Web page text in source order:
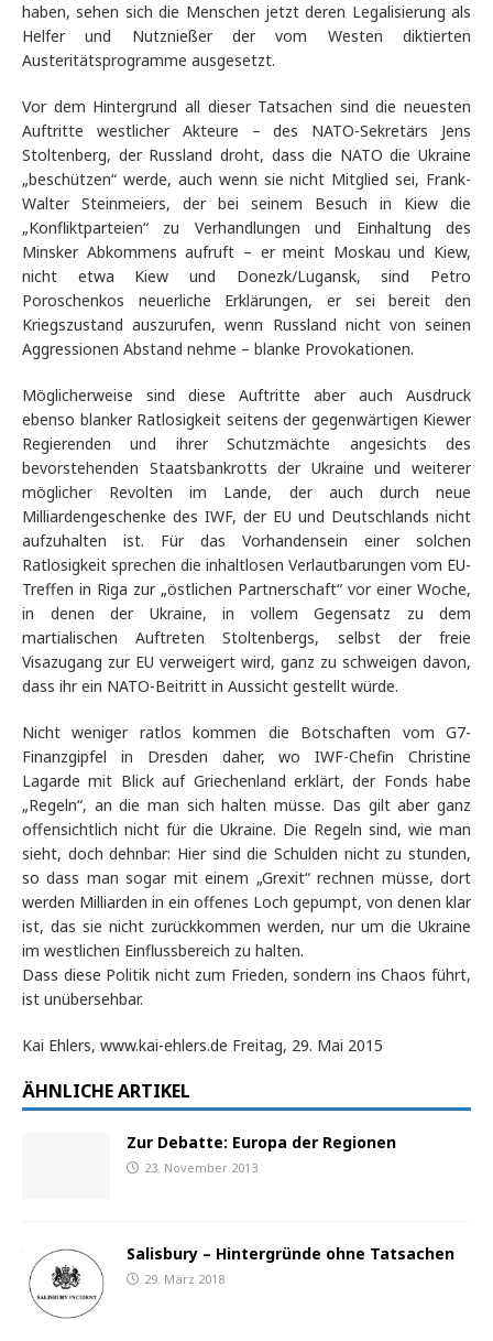
haben, sehen sich die Menschen jetzt deren Legalisierung als
Helfer und Nutznießer der vom Westen diktierten
Austeritätsprogramme ausgesetzt.
Vor dem Hintergrund all dieser Tatsachen sind die neuesten
Auftritte westlicher Akteure – des NATO-Sekretärs Jens
Stoltenberg, der Russland droht, dass die NATO die Ukraine
„beschützen“ werde, auch wenn sie nicht Mitglied sei, Frank-
Walter Steinmeiers, der bei seinem Besuch in Kiew die
„Konfliktparteien“ zu Verhandlungen und Einhaltung des
Minsker Abkommens aufruft – er meint Moskau und Kiew,
nicht etwa Kiew und Donezk/Lugansk, sind Petro
Poroschenkos neuerliche Erklärungen, er sei bereit den
Kriegszustand auszurufen, wenn Russland nicht von seinen
Aggressionen Abstand nehme – blanke Provokationen.
Möglicherweise sind diese Auftritte aber auch Ausdruck
ebenso blanker Ratlosigkeit seitens der gegenwärtigen Kiewer
Regierenden und ihrer Schutzmächte angesichts des
bevorstehenden Staatsbankrotts der Ukraine und weiterer
möglicher Revolten im Lande, der auch durch neue
Milliardengeschenke des IWF, der EU und Deutschlands nicht
aufzuhalten ist. Für das Vorhandensein einer solchen
Ratlosigkeit sprechen die inhaltlosen Verlautbarungen vom EU-
Treffen in Riga zur „östlichen Partnerschaft“ vor einer Woche,
in denen der Ukraine, in vollem Gegensatz zu dem
martialischen Auftreten Stoltenbergs, selbst der freie
Visazugang zur EU verweigert wird, ganz zu schweigen davon,
dass ihr ein NATO-Beitritt in Aussicht gestellt würde.
Nicht weniger ratlos kommen die Botschaften vom G7-
Finanzgipfel in Dresden daher, wo IWF-Chefin Christine
Lagarde mit Blick auf Griechenland erklärt, der Fonds habe
„Regeln“, an die man sich halten müsse. Das gilt aber ganz
offensichtlich nicht für die Ukraine. Die Regeln sind, wie man
sieht, doch dehnbar: Hier sind die Schulden nicht zu stunden,
so dass man sogar mit einem „Grexit“ rechnen müsse, dort
werden Milliarden in ein offenes Loch gepumpt, von denen klar
ist, das sie nicht zurückkommen werden, nur um die Ukraine
im westlichen Einflussbereich zu halten.
Dass diese Politik nicht zum Frieden, sondern ins Chaos führt,
ist unübersehbar.
Kai Ehlers, www.kai-ehlers.de Freitag, 29. Mai 2015
ÄHNLICHE ARTIKEL
Zur Debatte: Europa der Regionen
23. November 2013
Salisbury – Hintergründe ohne Tatsachen
29. März 2018